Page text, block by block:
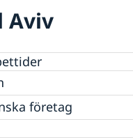
Aviv
företag
företag